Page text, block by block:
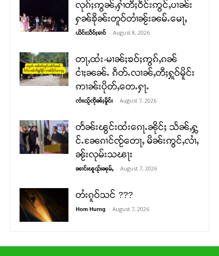
လုၵ်ႈဢွၼ်ႇႁၢႆတီႈဝဵင်းဢွင်ႇပၢၼ်း
ႁၼ်ၶိုၼ်းတူဝ်တၢႆၼႂ်းၼမ်ႉမေႃႇ
ယိင်းသဵဝ်ႈၶၢဝ် - August 8, 2026
တႃႇထႆး-မၢၼ်ႈၶဝ်ႈဢွၵ်ႇၵၼ်
ငၢႆႈၼၼ်ႉ ၵဵတ်ႉလၢၼ်ႇတီႈႁူဝ်မိူင်း
ဢၢၼ်းပိုတ်ႇတေႉႁႃႉ
ၸၢႆးသႂ်ၸိုၼ်ႈမိူင်း - August 7, 2026
တႅၼ်းၽွင်းထႆးၵေႃႉၼိုင်ႈ သႅၼ်ႇႁွ
င်ႉၼႄၵၢင်ၸႂ်တေႃႇ မိၼ်းဢွင်ႇလၢႆႇ
ၼႂ်းလုမ်းသၽႃး
ၼၢင်းၽူၺ်းၼုမ်ႇ - August 7, 2026
တႆးၵူဝ်သင် ???
Hom Hurng - August 7, 2026